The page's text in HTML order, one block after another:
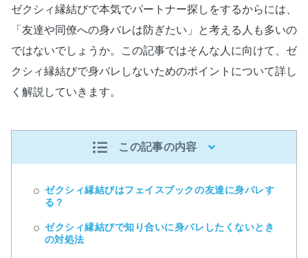
ゼクシィ縁結びで本気でパートナー探しをするからには、
「友達や同僚への身バレは防ぎたい」と考える人も多いの
ではないでしょうか。この記事ではそんな人に向けて、ゼ
クシィ縁結びで身バレしないためのポイントについて詳し
く解説していきます。
この記事の内容
ゼクシィ縁結びはフェイスブックの友達に身バレす
る？
ゼクシィ縁結びで知り合いに身バレしたくないとき
の対処法